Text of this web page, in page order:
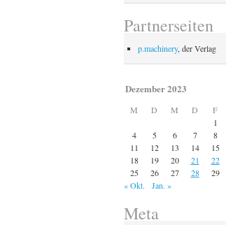
Partnerseiten
p.machinery, der Verlag
Dezember 2023
M D M D F
1
4
5 6 7 8
11
12 13 14 15
18
19 20 21 22
25
26 27 28 29
« Okt.
Jan. »
Meta